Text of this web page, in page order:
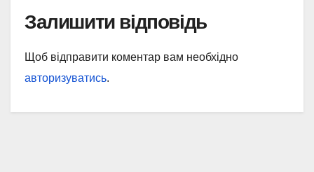
Залишити відповідь
Щоб відправити коментар вам необхідно
авторизуватись.